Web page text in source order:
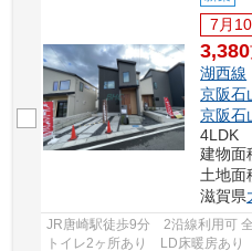
7月
3,380
湖西線
京阪石
京阪石
4LDK
建物面
土地面
滋賀県
JR唐崎駅徒歩9分 2沿線利用可
トイレ2ヶ所あり LD床暖房あ